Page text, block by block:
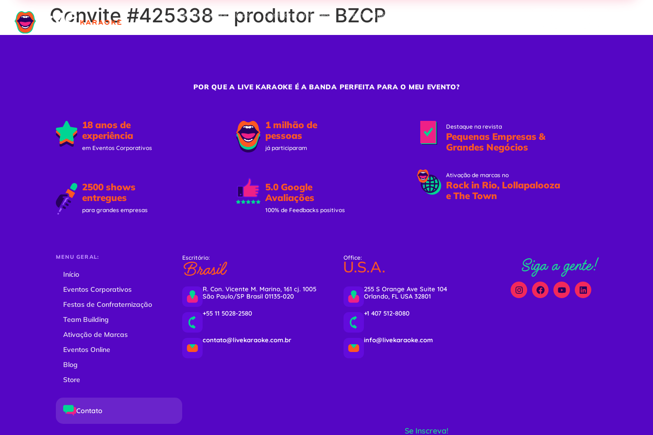
Eventos Corporativos Confraternizações Team Building
Convite #425338 – produtor – BZCP
POR QUE A LIVE KARAOKE É A BANDA PERFEITA PARA O MEU EVENTO?
18 anos de
experiência
em Eventos Corporativos
2500 shows
entregues
para grandes empresas
1 milhão de
pessoas
já participaram
5.0 Google
Avaliações
100% de Feedbacks positivos
Destaque na revista
Pequenas Empresas &
Grandes Negócios
Ativação de marcas no
Rock in Rio, Lollapalooza
e The Town
MENU GERAL:
Início
Eventos Corporativos
Festas de Confraternização
Team Building
Ativação de Marcas
Eventos Online
Blog
Store
Contato
Escritório:
Brasil
R. Con. Vicente M. Marino, 161 cj. 1005
São Paulo/SP Brasil 01135-020
+55 11 5028-2580
contato@livekaraoke.com.br
Office:
U.S.A.
255 S Orange Ave Suite 104
Orlando, FL USA 32801
+1 407 512-8080
info@livekaraoke.com
Siga a gente!
Se Inscreva!